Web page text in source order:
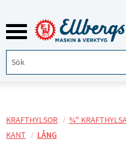
Meny
KRAFTHYLSOR ¾"
KANT
LÅNG